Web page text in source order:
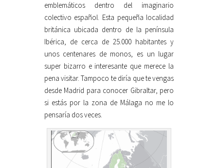
emblemáticos dentro del imaginario
colectivo español. Esta pequeña localidad
británica ubicada dentro de la península
Ibérica, de cerca de 25.000 habitantes y
unos centenares de monos, es un lugar
super bizarro e interesante que merece la
pena visitar. Tampoco te diría que te vengas
desde Madrid para conocer Gibraltar, pero
si estás por la zona de Málaga no me lo
pensaría dos veces.